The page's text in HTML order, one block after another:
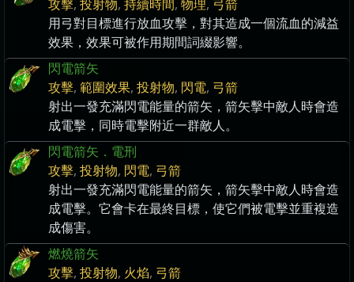
攻擊, 投射物, 持續時間, 物理, 弓箭
用弓對目標進行放血攻擊，對其造成一個流血的減益
效果，效果可被作用期間詞綴影響。
閃電箭矢
攻擊, 範圍效果, 投射物, 閃電, 弓箭
射出一發充滿閃電能量的箭矢，箭矢擊中敵人時會造
成電擊，同時電擊附近一群敵人。
閃電箭矢．電刑
攻擊, 投射物, 閃電, 弓箭
射出一發充滿閃電能量的箭矢，箭矢擊中敵人時會造
成電擊。它會卡在最終目標，使它們被電擊並重複造
成傷害。
燃燒箭矢
攻擊, 投射物, 火焰, 弓箭